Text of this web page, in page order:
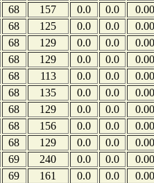
68 157 0.0 0.0 0.00
68 125 0.0 0.0 0.00
68 129 0.0 0.0 0.00
68 129 0.0 0.0 0.00
68 113 0.0 0.0 0.00
68 135 0.0 0.0 0.00
68 129 0.0 0.0 0.00
68 156 0.0 0.0 0.00
68 129 0.0 0.0 0.00
69 240 0.0 0.0 0.00
69 161 0.0 0.0 0.00